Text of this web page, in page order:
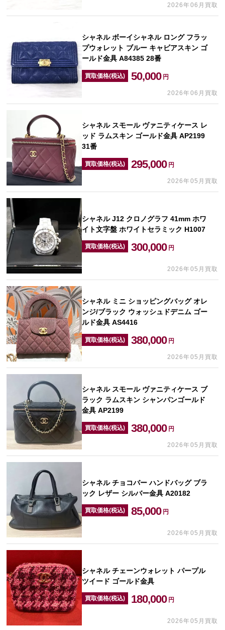
2026年06月買取
シャネル ボーイシャネル ロング フラッ
プウォレット ブルー キャビアスキン ゴ
ールド金具 A84385 28番
買取価格(税込) 50,000 円
2026年06月買取
シャネル スモール ヴァニティケース レ
ッド ラムスキン ゴールド金具 AP2199
31番
買取価格(税込) 295,000 円
2026年05月買取
シャネル J12 クロノグラフ 41mm ホワ
イト文字盤 ホワイトセラミック H1007
買取価格(税込) 300,000 円
2026年05月買取
シャネル ミニ ショッピングバッグ オレ
ンジ/ブラック ウォッシュドデニム ゴー
ルド金具 AS4416
買取価格(税込) 380,000 円
2026年05月買取
シャネル スモール ヴァニティケース ブ
ラック ラムスキン シャンパンゴールド
金具 AP2199
買取価格(税込) 380,000 円
2026年05月買取
シャネル チョコバー ハンドバッグ ブラ
ック レザー シルバー金具 A20182
買取価格(税込) 85,000 円
2026年05月買取
シャネル チェーンウォレット パープル
ツイード ゴールド金具
買取価格(税込) 180,000 円
2026年05月買取